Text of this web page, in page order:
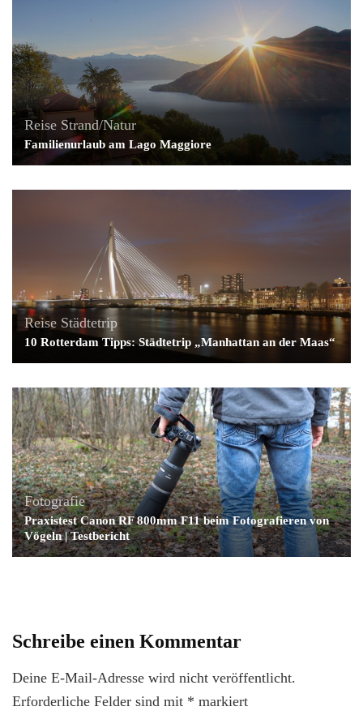
Reise Strand/Natur
Familienurlaub am Lago Maggiore
Reise Städtetrip
10 Rotterdam Tipps: Städtetrip „Manhattan an der Maas“
Fotografie
Praxistest Canon RF 800mm F11 beim Fotografieren von
Vögeln | Testbericht
Schreibe einen Kommentar
Deine E-Mail-Adresse wird nicht veröffentlicht.
Erforderliche Felder sind mit * markiert